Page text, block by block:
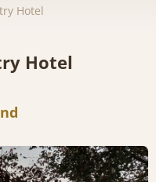
Hotel
Hotel